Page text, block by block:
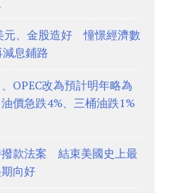
元、金股造好 憧憬經濟數
息鋪路
OPEC改為預計明年略為
價急跌4%、三桶油跌1%
款法案 結束美國史上最
向好